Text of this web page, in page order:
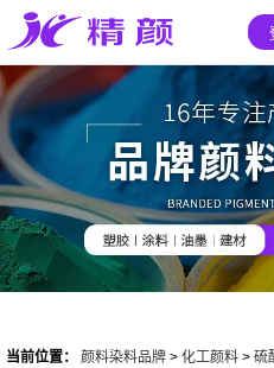
当前位置： 颜料染料品牌 > 化工颜料 > 硫